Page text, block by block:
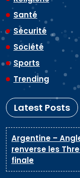
Santé
Sécurité
Société
Sports
Trending
Latest Posts
Argentine –
renverse les
finale